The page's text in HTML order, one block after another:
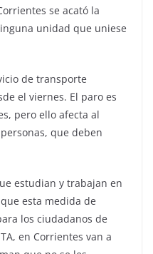
se acató la
unidad que uniese
de transporte
el viernes. El paro es
pero ello afecta al
que deben
estudian y trabajan en
esta medida de
los ciudadanos de
en Corrientes van a